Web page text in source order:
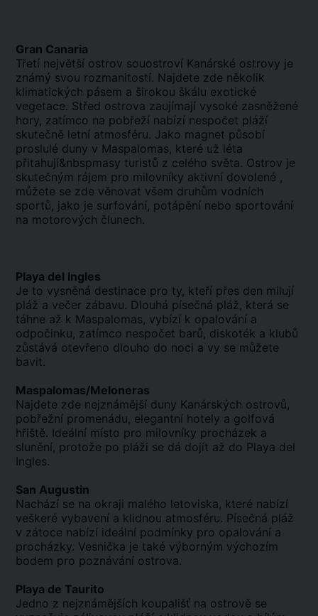
Gran Canaria
Třetí největší ostrov souostroví Kanárské ostrovy je
známý svou rozmanitostí. Najdete zde několik
klimatických pásem a širokou škálu exotické
vegetace. Střed ostrova zaujímají vysoké zasněžené
hory, zatímco na pobřeží nabízí nespočet pláží
skutečně letní atmosféru. Jako magnet působí
proslulé duny v Maspalomas, které už léta
přitahují&nbspmasy turistů z celého světa. Ostrov je
skutečným rájem pro milovníky aktivní dovolené ,
můžete se zde věnovat všem druhům vodních
sportů, jako je surfování, potápění nebo sportování
na motorových člunech.
Playa del Ingles
Je to vysněná destinace pro ty, kteří přes den milují
pláž a večer zábavu. Dlouhá písečná pláž, která se
táhne až k Maspalomas, vybízí k opalování a
odpočinku, zatímco nespočet barů, diskoték a klubů
zůstává otevřeno dlouho do noci a vy se můžete
bavit.
Maspalomas/Meloneras
Najdete zde nejznámější duny Kanárských ostrovů,
pobřežní promenádu, elegantní hotely a golfová
hřiště. Ideální místo pro milovníky procházek a
slunění, protože po pláži se dá dojít až do Playa del
Ingles.
San Augustin
Nachází se na okraji malého letoviska, které nabízí
veškeré vybavení a klidnou atmosféru. Písečná pláž
v zátoce nabízí ideální podmínky pro opalování a
procházky. Vesnička je také výborným výchozím
bodem pro poznávání ostrova.
Playa de Taurito
Jedno z nejznámějších koupališť na ostrově se